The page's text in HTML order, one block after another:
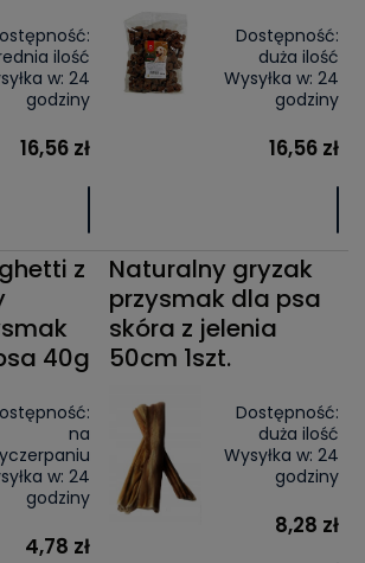
ilość
w: 24
godziny
16,56 zł
Dostępność:
duża ilość
Wysyłka w: 24
godziny
16,56 zł
z
40g
na
w: 24
godziny
4,78 zł
Naturalny gryzak
przysmak dla psa
skóra z jelenia
50cm 1szt.
Dostępność:
duża ilość
Wysyłka w: 24
godziny
8,28 zł